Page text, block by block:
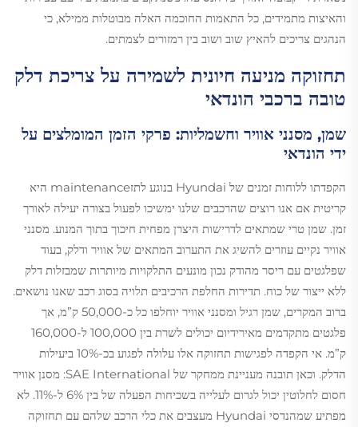
והאיצות מתמידים, כל התאמות החוכמה האלה מבוטלות ממילא, כי
הנהגים צריכים להאיץ שוב ושוב בין רמזורים לצמתים.
תחזוקה מניעה חיונית לשמירה על צריכת דלק
טובה ברכבי הונדאי
שמן, מסנני אוויר וחשמליות: פרקי הזמן המומלצים על
ידי הונדאי
הקפדתו ללוחות זמנים של Hyundai בנוגע לתזmaintenance היא
קריטית אם אנו רוצים שהרכבים שלנו ימשיכו לפעול בצורה יעילה לאורך
זמן. שמן טרי שמתאים לדרישות היצרן מפחית חיכוך בתוך המנוע. מסנני
אוויר נקיים עוזרים להשיג את התערוב המתאים של אוויר ודלק, בעוד
שפלגטים עם ריסר מהודק נכון מונעים התלקויות מיותרות שמבזלות דלק
ללא ייצור של כוח. תדירות החלפת הרכיבים תלויה בסוג רכב שאנו נושאים.
ברוב המקרים, שמן רגיל ומסנני אוויר יוחלפו כל כ-50,000 ק”מ, אך
פלגטים מתקדמים מאירידיום יכולים לשרת בין 100,000 ל-160,000
ק”מ. אי הקפדה לפגישות תחזוקה אלו עלולה לפגוע בכ-10% ביעילות
הדלק. וכאן תובנה מעניינת ממחקר של SAE International: מסנן אוויר
חסום לחלוטין יכול לגרום לעלייה בשכיחות הפעלה של בין 6% ל-11%. לא
מפתיע שמהנדסי Hyundai מעצבים את כלי הרכב שלהם עם תחזוקה